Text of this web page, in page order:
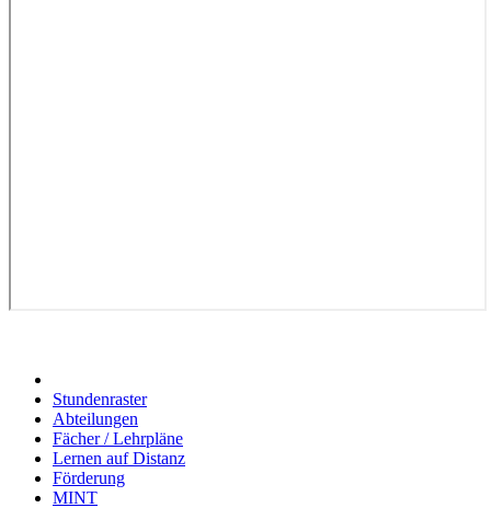
Stundenraster
Abteilungen
Fächer / Lehrpläne
Lernen auf Distanz
Förderung
MINT